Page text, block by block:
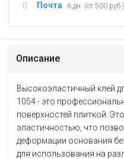
Почта 6 дн. (от 500 руб.)
Описание
Высокоэластичный клей
1054 - это
поверхностей плиткой.
эластичностью, что
деформации основания
для использования на